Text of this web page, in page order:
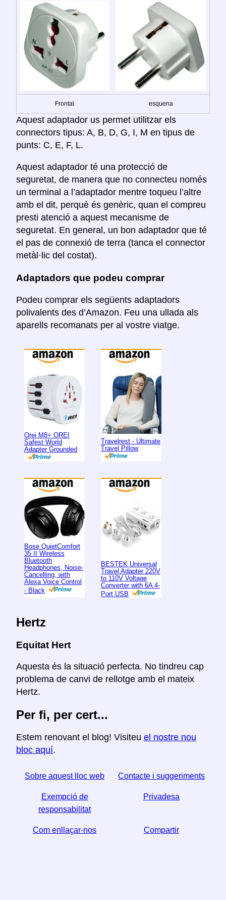
Frontal esquena
Aquest adaptador us permet utilitzar els
connectors tipus: A, B, D, G, I, M en tipus de
punts: C, E, F, L.
Aquest adaptador té una protecció de
seguretat, de manera que no connecteu només
un terminal a l’adaptador mentre toqueu l’altre
amb el dit, perquè és genèric, quan el compreu
presti atenció a aquest mecanisme de
seguretat. En general, un bon adaptador que té
el pas de connexió de terra (tanca el connector
metàl·lic del costat).
Adaptadors que podeu comprar
Podeu comprar els següents adaptadors
polivalents des d’Amazon. Feu una ullada als
aparells recomanats per al vostre viatge.
Orei M8+ OREI
Safest World
Adapter Grounded
Travelrest - Ultimate
Travel Pillow
Bose QuietComfort
35 II Wireless
Bluetooth
Headphones, Noise-
Cancelling, with
Alexa Voice Control
- Black
BESTEK Universal
Travel Adapter 220V
to 110V Voltage
Converter with 6A 4-
Port USB
Hertz
Equitat Hert
Aquesta és la situació perfecta. No tindreu cap
problema de canvi de rellotge amb el mateix
Hertz.
Per fi, per cert...
Estem renovant el blog! Visiteu el nostre nou
bloc aquí.
Sobre aquest lloc web Contacte i suggeriments
Exempció de
responsabilitat
Privadesa
Com enllaçar-nos Compartir